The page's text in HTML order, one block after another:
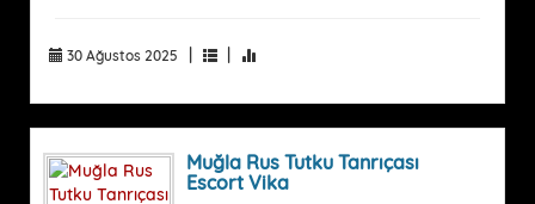
30 Ağustos 2025 | |
Muğla Rus Tutku Tanrıçası
Escort Vika